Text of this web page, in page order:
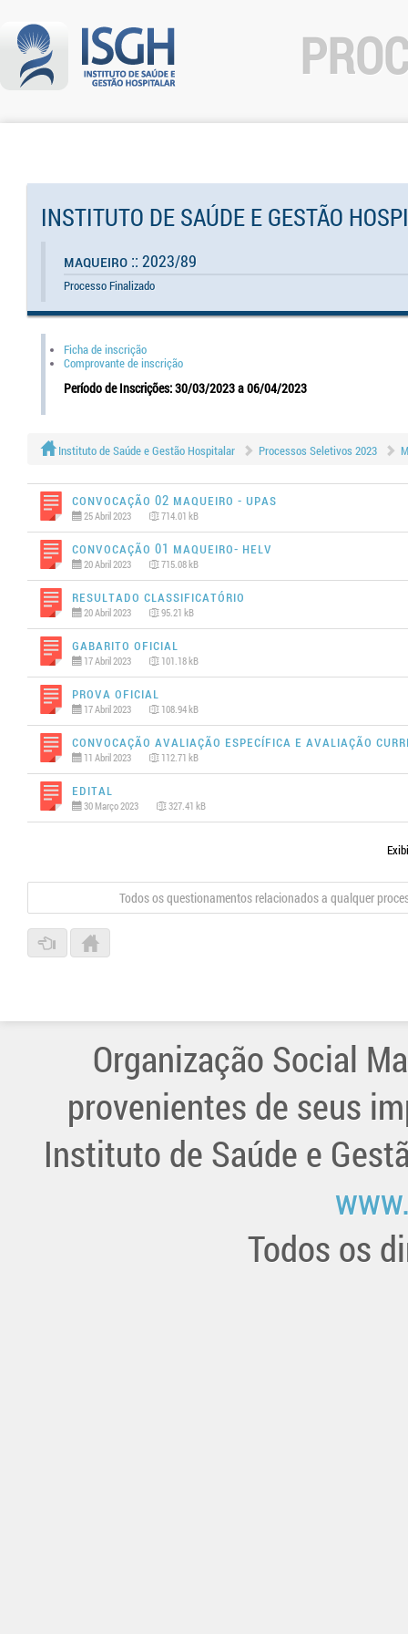
INSTITUTO DE SAÚDE E GESTÃO
Maqueiro :: 2023/89
Processo Finalizado
Ficha de inscrição
Comprovante de inscrição
Período de Inscrições: 30/03/2023 a 06/04/2023
Instituto de Saúde e Gestão Hospitalar Processos Seletivos 2023
Convocação 02 MAQUEIRO - UPAS
25 Abril 2023 714.01 kB
Convocação 01 MAQUEIRO- HELV
20 Abril 2023 715.08 kB
Resultado Classificatório
20 Abril 2023 95.21 kB
Gabarito Oficial
17 Abril 2023 101.18 kB
Prova Oficial
17 Abril 2023 108.94 kB
Convocação Avaliação Específica e Avaliação
11 Abril 2023 112.71 kB
Edital
30 Março 2023 327.41 kB
Todos os questionamentos relacionados a qualquer
Organização Social
provenientes de seus
Instituto de Saúde e
Todos os